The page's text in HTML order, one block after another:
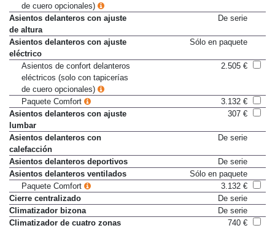
de cuero opcionales)
Asientos delanteros con ajuste
de altura
De serie
Asientos delanteros con ajuste
eléctrico
Sólo en paquete
Asientos de confort delanteros
eléctricos (solo con tapicerías
de cuero opcionales)
2.505 €
Paquete Comfort
3.132 €
Asientos delanteros con ajuste
lumbar
307 €
Asientos delanteros con
calefacción
De serie
Asientos delanteros deportivos
De serie
Asientos delanteros ventilados
Sólo en paquete
Paquete Comfort
3.132 €
Cierre centralizado
De serie
Climatizador bizona
De serie
Climatizador de cuatro zonas
740 €